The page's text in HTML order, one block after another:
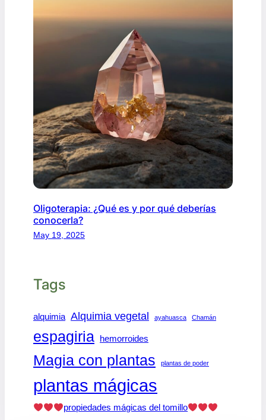
Oligoterapia: ¿Qué es y por qué deberías
conocerla?
May 19, 2025
Tags
alquimia Alquimia vegetal ayahuasca Chamán
espagiria hemorroides
Magia con plantas plantas de poder
plantas mágicas
propiedades mágicas del tomillo